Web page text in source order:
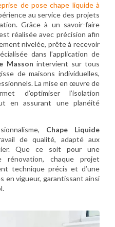
de pose chape liquide à
au service des projets
Grâce à un savoir-faire
réalisée avec précision afin
nivelée, prête à recevoir
dans l’application de
Masson intervient sur tous
de maisons individuelles,
La mise en œuvre de
d’optimiser l’isolation
en assurant une planéité
Chape Liquide
de qualité, adapté aux
Que ce soit pour une
chaque projet
technique précis et d’une
en vigueur, garantissant ainsi